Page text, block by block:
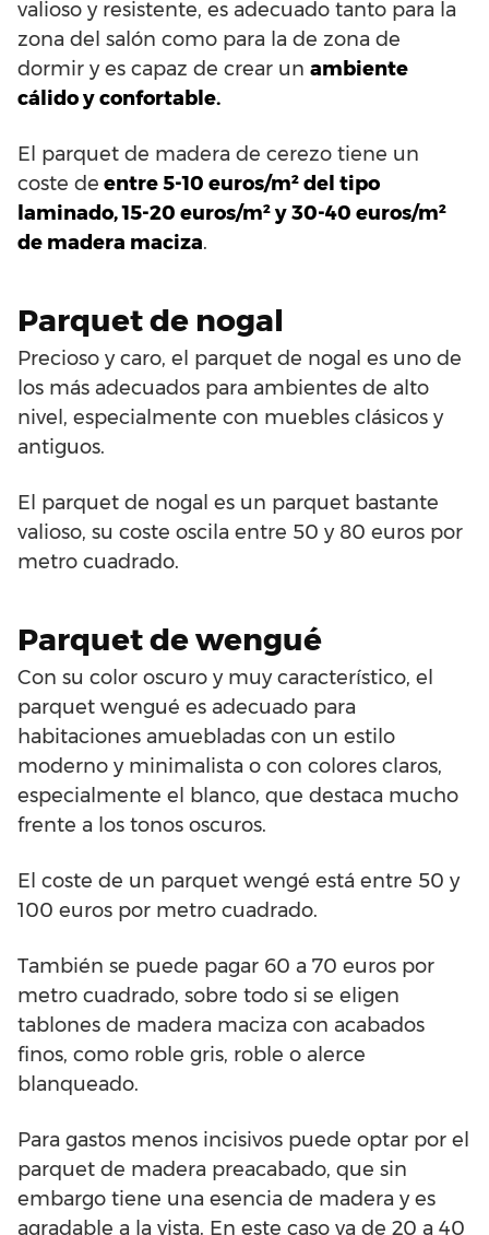
valioso y resistente, es adecuado tanto para la
zona del salón como para la de zona de
dormir y es capaz de crear un ambiente
cálido y confortable.
El parquet de madera de cerezo tiene un
coste de entre 5-10 euros/m² del tipo
laminado, 15-20 euros/m² y 30-40 euros/m²
de madera maciza.
Parquet de nogal
Precioso y caro, el parquet de nogal es uno de
los más adecuados para ambientes de alto
nivel, especialmente con muebles clásicos y
antiguos.
El parquet de nogal es un parquet bastante
valioso, su coste oscila entre 50 y 80 euros por
metro cuadrado.
Parquet de wengué
Con su color oscuro y muy característico, el
parquet wengué es adecuado para
habitaciones amuebladas con un estilo
moderno y minimalista o con colores claros,
especialmente el blanco, que destaca mucho
frente a los tonos oscuros.
El coste de un parquet wengé está entre 50 y
100 euros por metro cuadrado.
También se puede pagar 60 a 70 euros por
metro cuadrado, sobre todo si se eligen
tablones de madera maciza con acabados
finos, como roble gris, roble o alerce
blanqueado.
Para gastos menos incisivos puede optar por el
parquet de madera preacabado, que sin
embargo tiene una esencia de madera y es
agradable a la vista. En este caso va de 20 a 40